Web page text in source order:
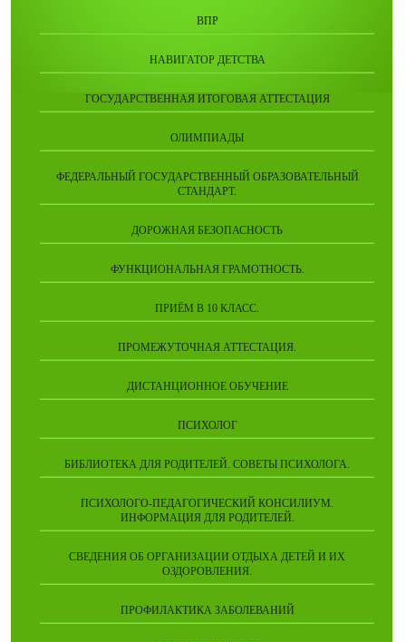
ВПР
НАВИГАТОР ДЕТСТВА
ГОСУДАРСТВЕННАЯ ИТОГОВАЯ АТТЕСТАЦИЯ
ОЛИМПИАДЫ
ФЕДЕРАЛЬНЫЙ ГОСУДАРСТВЕННЫЙ ОБРАЗОВАТЕЛЬНЫЙ
СТАНДАРТ.
ДОРОЖНАЯ БЕЗОПАСНОСТЬ
ФУНКЦИОНАЛЬНАЯ ГРАМОТНОСТЬ.
ПРИЁМ В 10 КЛАСС.
ПРОМЕЖУТОЧНАЯ АТТЕСТАЦИЯ.
ДИСТАНЦИОННОЕ ОБУЧЕНИЕ
ПСИХОЛОГ
БИБЛИОТЕКА ДЛЯ РОДИТЕЛЕЙ. СОВЕТЫ ПСИХОЛОГА.
ПСИХОЛОГО-ПЕДАГОГИЧЕСКИЙ КОНСИЛИУМ.
ИНФОРМАЦИЯ ДЛЯ РОДИТЕЛЕЙ.
СВЕДЕНИЯ ОБ ОРГАНИЗАЦИИ ОТДЫХА ДЕТЕЙ И ИХ
ОЗДОРОВЛЕНИЯ.
ПРОФИЛАКТИКА ЗАБОЛЕВАНИЙ